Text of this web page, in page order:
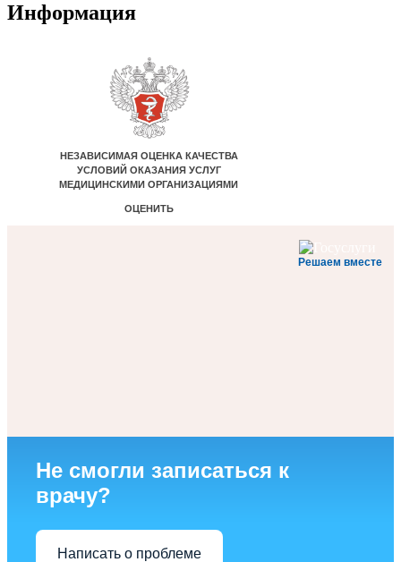
Информация
Решаем вместе
Не смогли записаться к
врачу?
Написать о проблеме